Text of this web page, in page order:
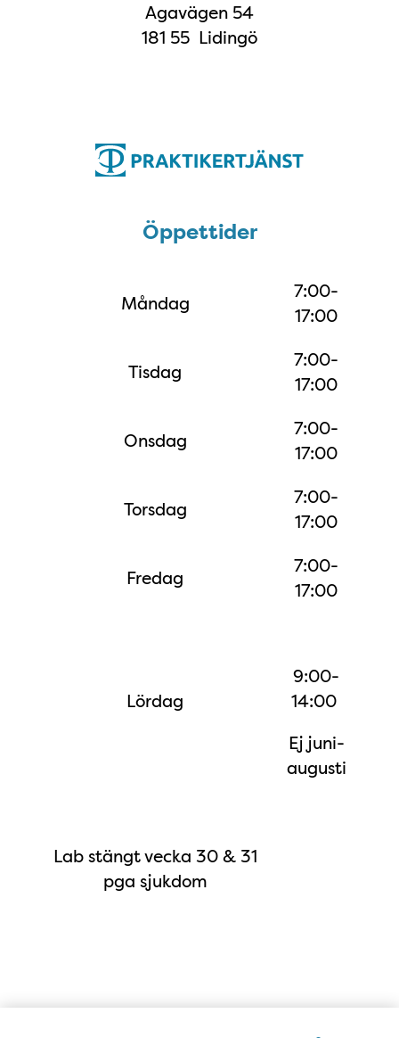
Agavägen 54
181 55 Lidingö
Öppettider
Måndag
7:00-
17:00
Tisdag
7:00-
17:00
Onsdag
7:00-
17:00
Torsdag
7:00-
17:00
Fredag
7:00-
17:00
Lördag
9:00-
14:00
Ej juni-
augusti
Lab stängt vecka 30 & 31
pga sjukdom
Karta